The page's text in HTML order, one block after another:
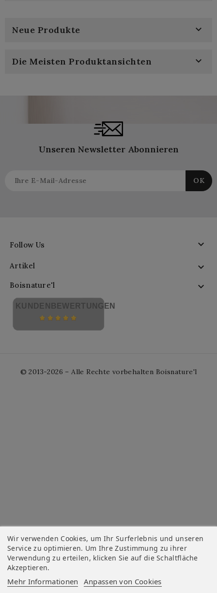
Neue Produkte 
Die Meisten Produktansichten 
Unseren Newsletter Abonnieren
Follow Us 
Artikel 
Boisnature'l 
Wir verwenden Cookies, um Ihr Surferlebnis und unseren
Service zu optimieren. Um Ihre Zustimmung zu ihrer
Verwendung zu erteilen, klicken Sie auf die Schaltfläche
Akzeptieren.
Mehr Informationen Anpassen von Cookies
KUNDENBEWERTUNGEN
© 2013-2026 – Alle Rechte vorbehalten Boisnature'l